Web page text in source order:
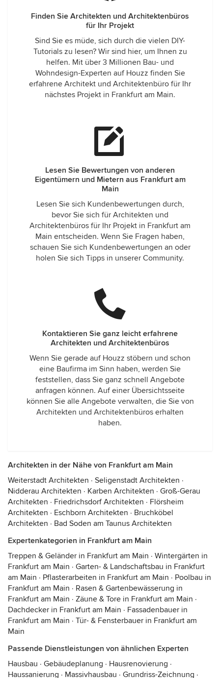
Finden Sie Architekten und Architektenbüros
für Ihr Projekt
Sind Sie es müde, sich durch die vielen DIY-
Tutorials zu lesen? Wir sind hier, um Ihnen zu
helfen. Mit über 3 Millionen Bau- und
Wohndesign-Experten auf Houzz finden Sie
erfahrene Architekt und Architektenbüro für Ihr
nächstes Projekt in Frankfurt am Main.
Lesen Sie Bewertungen von anderen
Eigentümern und Mietern aus Frankfurt am
Main
Lesen Sie sich Kundenbewertungen durch,
bevor Sie sich für Architekten und
Architektenbüros für Ihr Projekt in Frankfurt am
Main entscheiden. Wenn Sie Fragen haben,
schauen Sie sich Kundenbewertungen an oder
holen Sie sich Tipps in unserer Community.
Kontaktieren Sie ganz leicht erfahrene
Architekten und Architektenbüros
Wenn Sie gerade auf Houzz stöbern und schon
eine Baufirma im Sinn haben, werden Sie
feststellen, dass Sie ganz schnell Angebote
anfragen können. Auf einer Übersichtsseite
können Sie alle Angebote verwalten, die Sie von
Architekten und Architektenbüros erhalten
haben.
Architekten in der Nähe von Frankfurt am Main
Weiterstadt Architekten · Seligenstadt Architekten ·
Nidderau Architekten · Karben Architekten · Groß-Gerau
Architekten · Friedrichsdorf Architekten · Flörsheim
Architekten · Eschborn Architekten · Bruchköbel
Architekten · Bad Soden am Taunus Architekten
Expertenkategorien in Frankfurt am Main
Treppen & Geländer in Frankfurt am Main · Wintergärten in
Frankfurt am Main · Garten- & Landschaftsbau in Frankfurt
am Main · Pflasterarbeiten in Frankfurt am Main · Poolbau in
Frankfurt am Main · Rasen & Gartenbewässerung in
Frankfurt am Main · Zäune & Tore in Frankfurt am Main ·
Dachdecker in Frankfurt am Main · Fassadenbauer in
Frankfurt am Main · Tür- & Fensterbauer in Frankfurt am
Main
Passende Dienstleistungen von ähnlichen Experten
Hausbau · Gebäudeplanung · Hausrenovierung ·
Haussanierung · Massivhausbau · Grundriss-Zeichnung ·